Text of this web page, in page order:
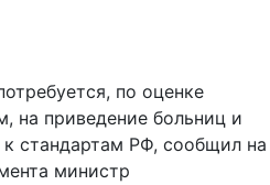
по оценке
на приведение больниц и
стандартам РФ, сообщил на
министр